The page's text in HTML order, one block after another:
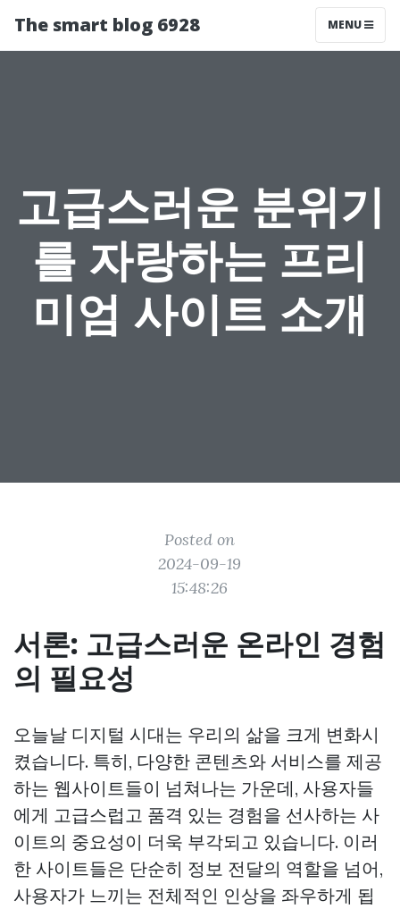
The smart blog 6928 MENU
고급스러운 분위기
를 자랑하는 프리
미엄 사이트 소개
Posted on
2024-09-19
15:48:26
서론: 고급스러운 온라인 경험
의 필요성
오늘날 디지털 시대는 우리의 삶을 크게 변화시
켰습니다. 특히, 다양한 콘텐츠와 서비스를 제공
하는 웹사이트들이 넘쳐나는 가운데, 사용자들
에게 고급스럽고 품격 있는 경험을 선사하는 사
이트의 중요성이 더욱 부각되고 있습니다. 이러
한 사이트들은 단순히 정보 전달의 역할을 넘어,
사용자가 느끼는 전체적인 인상을 좌우하게 됩